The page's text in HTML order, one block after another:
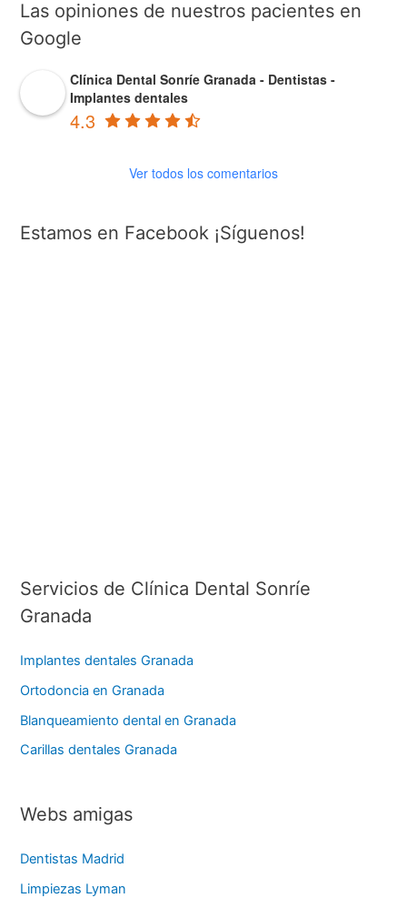
c
a
p
o
Las opiniones de nuestros pacientes en
Google
Clínica Dental Sonríe Granada - Dentistas -
Implantes dentales
4.3
Ver todos los comentarios
Estamos en Facebook ¡Síguenos!
Servicios de Clínica Dental Sonríe
Granada
Implantes dentales Granada
Ortodoncia en Granada
Blanqueamiento dental en Granada
Carillas dentales Granada
Webs amigas
Dentistas Madrid
Limpiezas Lyman